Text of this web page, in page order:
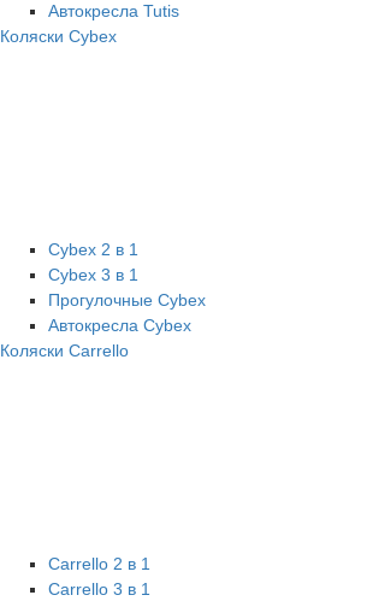
Автокресла Tutis
Коляски Cybex
Cybex 2 в 1
Cybex 3 в 1
Прогулочные Cybex
Автокресла Cybex
Коляски Carrello
Carrello 2 в 1
Carrello 3 в 1